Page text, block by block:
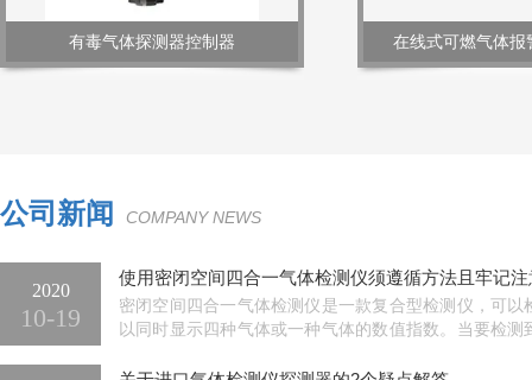
有毒气体探测器控制器 在线式可燃气体报
公司新闻 COMPANY NEWS
2020
10-19
使用密闭空间四合一气体检测仪须遵循方法且牢记
密闭空间四合一气体检测仪是一款复合型检测仪，可以
以同时显示四种气体或一种气体的数值指数。当要检测